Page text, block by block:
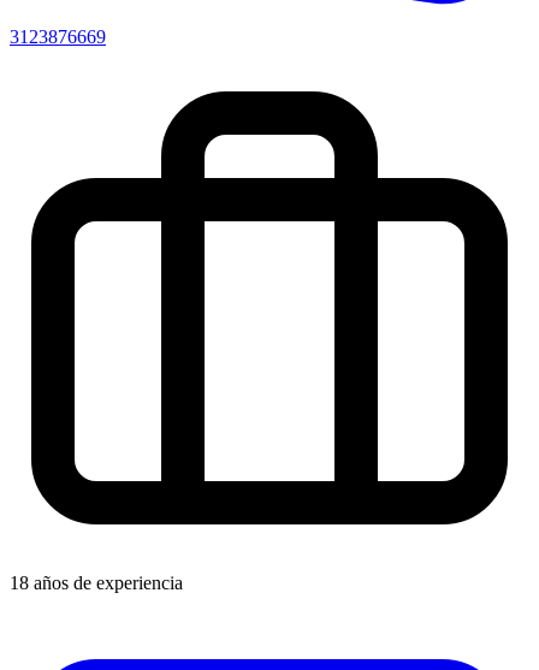
3123876669
18 años de experiencia